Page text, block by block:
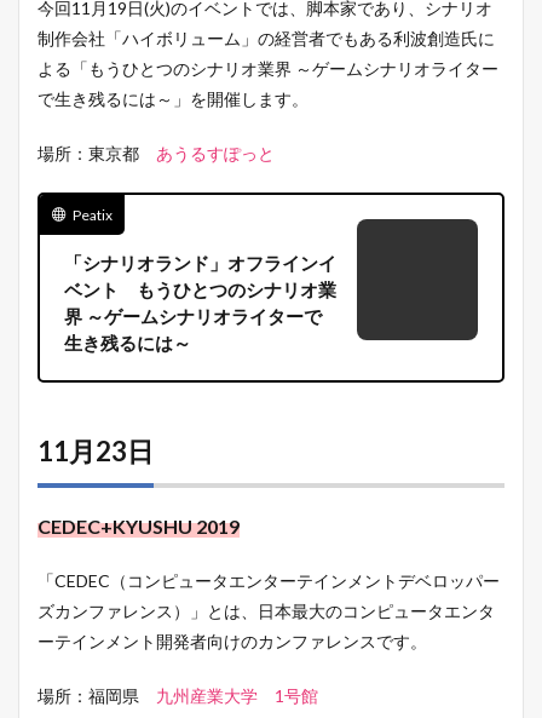
今回11月19日(火)のイベントでは、脚本家であり、シナリオ
制作会社「ハイボリューム」の経営者でもある利波創造氏に
よる「もうひとつのシナリオ業界 ～ゲームシナリオライター
で生き残るには～」を開催します。
場所：東京都 あうるすぽっと
Peatix
「シナリオランド」オフラインイ
ベント もうひとつのシナリオ業
界 ～ゲームシナリオライターで
生き残るには～
11月23日
CEDEC+KYUSHU 2019
「CEDEC（コンピュータエンターテインメントデベロッパー
ズカンファレンス）」とは、日本最大のコンピュータエンタ
ーテインメント開発者向けのカンファレンスです。
場所：福岡県 九州産業大学 1号館